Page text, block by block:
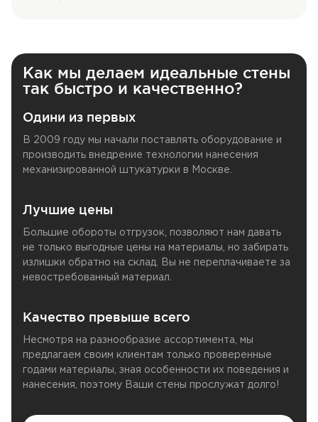
Как мы делаем идеальные стены
так быстро и качественно?
Одини из первых
В 2009 году мы начали поставлять оборудование и
производить внедрение технологии нанесения
механизированной штукатурки в Москве.
Лучшие цены
Большие обороты отгрузок, позволяют нам давать
не только выгодные цены на материалы, но забирать
излишки обратно на склад. Вы не переплачиваете за
невостребованный материал.
Качество превыше всего
Несмотря на разнообразие ассортимента, мы
предлагаем своим клиентам только проверенные
годами материалы, зная особенности их поведения и
нанесения, поэтому Ваши стены прослужат долго!